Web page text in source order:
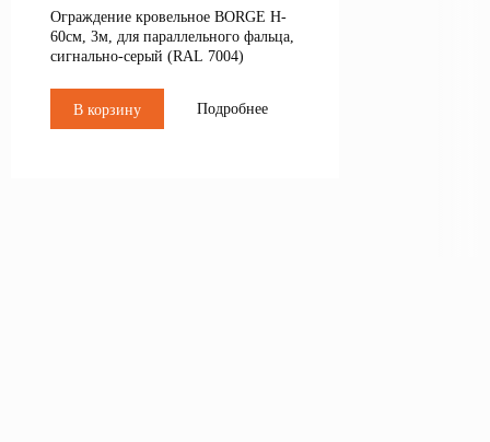
Ограждение кровельное BORGE H-
60см, 3м, для параллельного фальца,
сигнально-серый (RAL 7004)
В корзину Подробнее